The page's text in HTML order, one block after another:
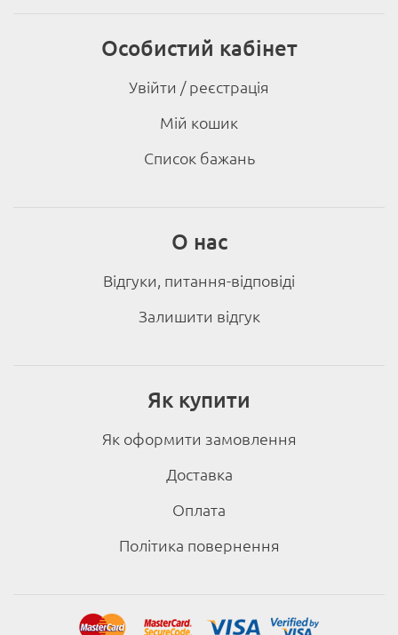
Особистий кабінет
Увійти / реєстрація
Мій кошик
Список бажань
О нас
Відгуки, питання-відповіді
Залишити відгук
Як купити
Як оформити замовлення
Доставка
Оплата
Політика повернення